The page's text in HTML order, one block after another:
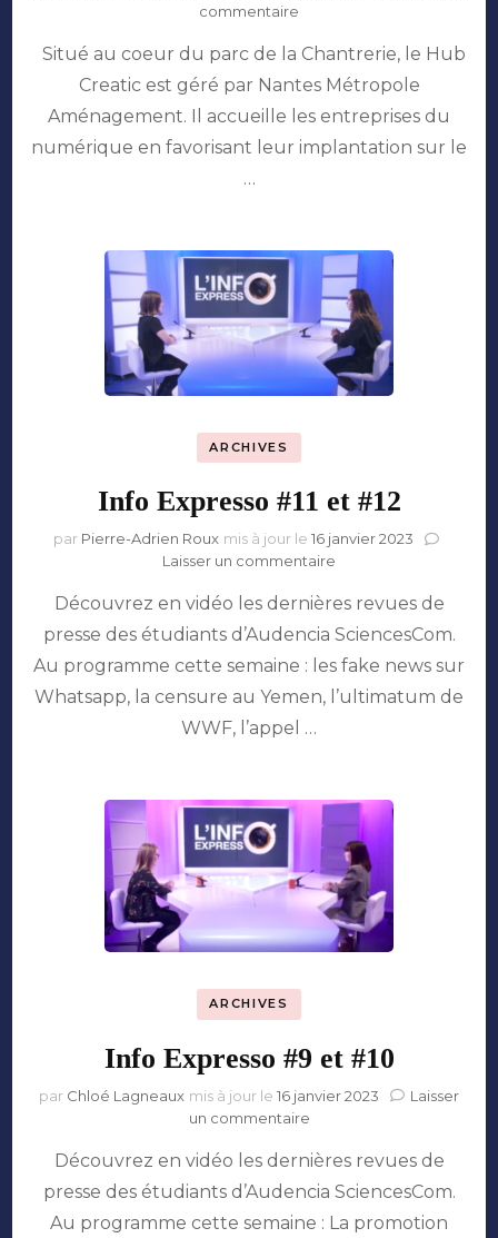
commentaire
Hub
Creatic
coeur
du
Situé au coeur du parc de la Chantrerie, le Hub
Creatic est géré par Nantes Métropole
Aménagement. Il accueille les entreprises du
numérique en favorisant leur implantation sur le
…
ARCHIVES
Info Expresso #11 et #12
par Pierre-Adrien Roux mis à jour le 16 janvier 2023
Laisser un commentaire
Expresso
#11
#12
Découvrez en vidéo les dernières revues de
presse des étudiants d’Audencia SciencesCom.
Au programme cette semaine : les fake news sur
Whatsapp, la censure au Yemen, l’ultimatum de
WWF, l’appel …
ARCHIVES
Info Expresso #9 et #10
par Chloé Lagneaux mis à jour le 16 janvier 2023
Laisser
un commentairesur
Expresso
#9
#10
Découvrez en vidéo les dernières revues de
presse des étudiants d’Audencia SciencesCom.
Au programme cette semaine : La promotion